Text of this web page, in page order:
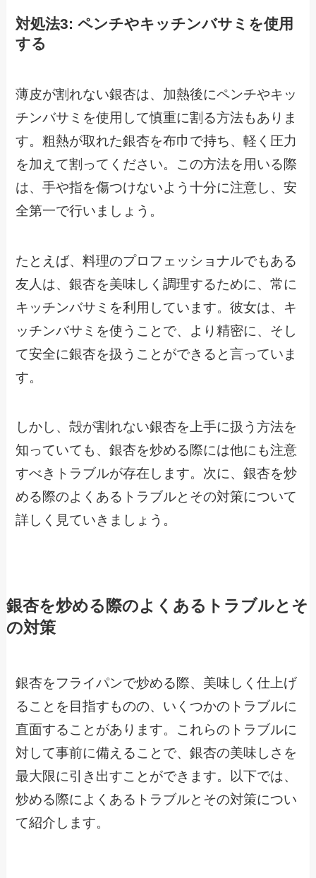
対処法3: ペンチやキッチンバサミを使用
する
薄皮が割れない銀杏は、加熱後にペンチやキッ
チンバサミを使用して慎重に割る方法もありま
す。粗熱が取れた銀杏を布巾で持ち、軽く圧力
を加えて割ってください。この方法を用いる際
は、手や指を傷つけないよう十分に注意し、安
全第一で行いましょう。
たとえば、料理のプロフェッショナルでもある
友人は、銀杏を美味しく調理するために、常に
キッチンバサミを利用しています。彼女は、キ
ッチンバサミを使うことで、より精密に、そし
て安全に銀杏を扱うことができると言っていま
す。
しかし、殻が割れない銀杏を上手に扱う方法を
知っていても、銀杏を炒める際には他にも注意
すべきトラブルが存在します。次に、銀杏を炒
める際のよくあるトラブルとその対策について
詳しく見ていきましょう。
銀杏を炒める際のよくあるトラブルとそ
の対策
銀杏をフライパンで炒める際、美味しく仕上げ
ることを目指すものの、いくつかのトラブルに
直面することがあります。これらのトラブルに
対して事前に備えることで、銀杏の美味しさを
最大限に引き出すことができます。以下では、
炒める際によくあるトラブルとその対策につい
て紹介します。